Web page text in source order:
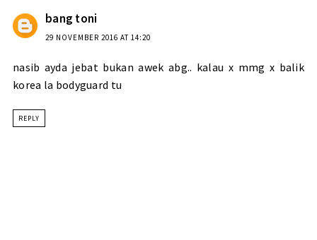
bang toni
29 NOVEMBER 2016 AT 14:20
nasib ayda jebat bukan awek abg.. kalau x mmg x balik
korea la bodyguard tu
REPLY